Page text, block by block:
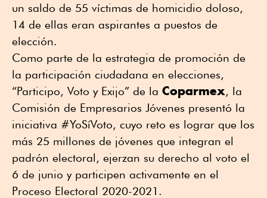
un saldo de 55 víctimas de homicidio doloso,
14 de ellas eran aspirantes a puestos de
elección.
Como parte de la estrategia de promoción de
la participación ciudadana en elecciones,
“Participo, Voto y Exijo” de la Coparmex, la
Comisión de Empresarios Jóvenes presentó la
iniciativa #YoSíVoto, cuyo reto es lograr que los
más 25 millones de jóvenes que integran el
padrón electoral, ejerzan su derecho al voto el
6 de junio y participen activamente en el
Proceso Electoral 2020-2021.